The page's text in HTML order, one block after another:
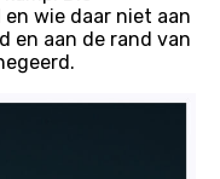
wie daar niet aan
en aan de rand van